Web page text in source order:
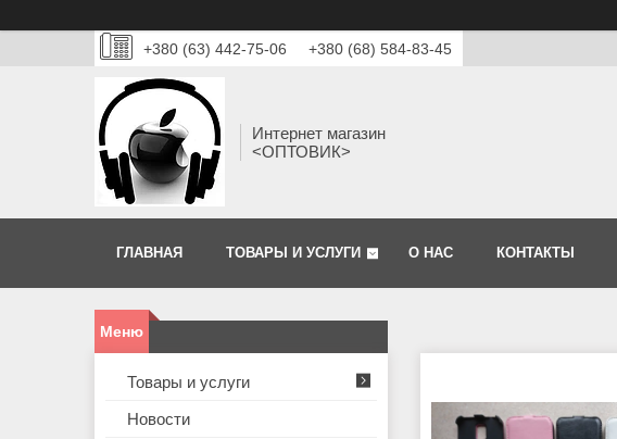
+380 (63) 442-75-06 +380 (68) 584-83-45
Интернет магазин
<ОПТОВИК>
ГЛАВНАЯ ТОВАРЫ И УСЛУГИ О НАС КОНТАКТЫ
Товары и услуги
Новости